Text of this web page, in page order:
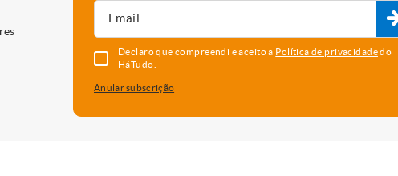
Parceiros
Declaro que compreendi e aceito a Política de privacidadedo
HáTudo.
Anular subscrição